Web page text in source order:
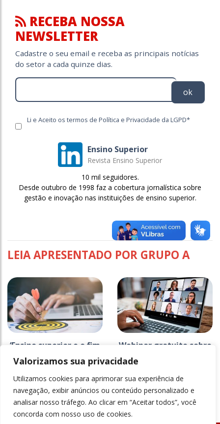
Valorizamos sua privacidade
Utilizamos cookies para aprimorar sua experiência de
navegação, exibir anúncios ou conteúdo personalizado e
analisar nosso tráfego. Ao clicar em “Aceitar todos”, você
concorda com nosso uso de cookies.
RECEBA NOSSA
NEWSLETTER
Cadastre o seu email e receba as principais notícias
do setor a cada quinze dias.
ok
Li e Aceito os termos de Política e Privacidade da LGPD*
Ensino Superior
Revista Ensino Superior
10 mil seguidores.
Desde outubro de 1998 faz a cobertura jornalística sobre
gestão e inovação nas instituições de ensino superior.
LEIA APRESENTADO POR GRUPO A
‘Ensino superior e o fim
vem pela frente?’ é
tema...
+ Mais Informações
Webinar gratuito sobre
alunos durante a...